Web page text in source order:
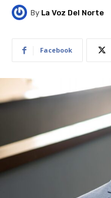
By La Voz Del Norte
Facebook